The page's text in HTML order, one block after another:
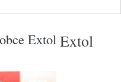
Extol Extol